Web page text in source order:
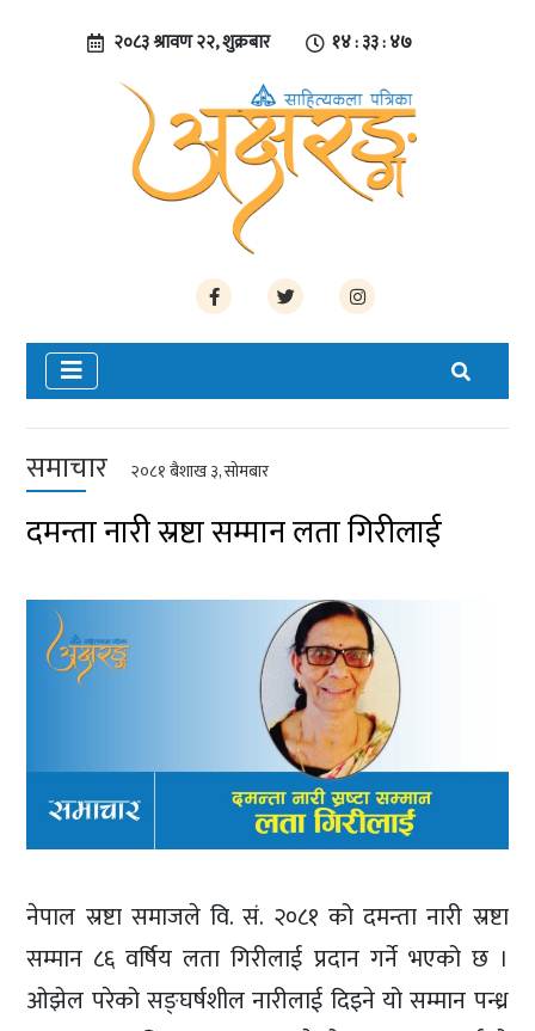
२०८३ श्रावण २२, शुक्रबार १४ : ३३ : ४८
समाचार २०८१ बैशाख ३, सोमबार
दमन्ता नारी स्रष्टा सम्मान लता गिरीलाई
नेपाल स्रष्टा समाजले वि. सं. २०८१ को दमन्ता नारी स्रष्टा
सम्मान ८६ वर्षिय लता गिरीलाई प्रदान गर्ने भएको छ ।
ओझेल परेको सङ्घर्षशील नारीलाई दिइने यो सम्मान पन्ध्र